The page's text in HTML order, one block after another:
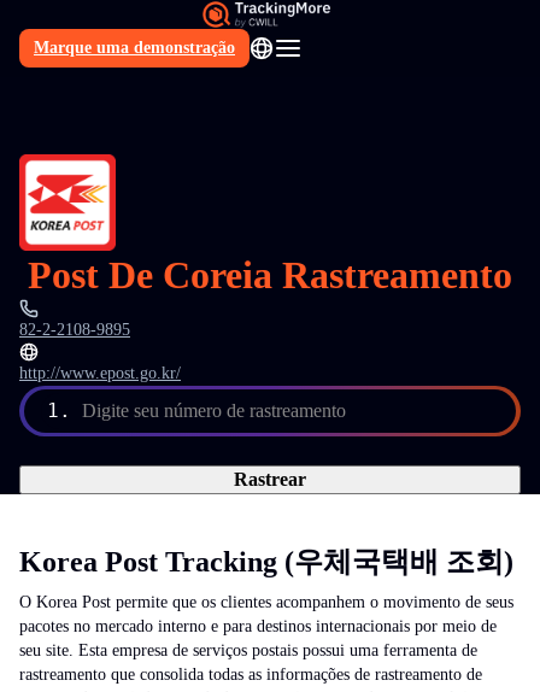
Marque uma demonstração
PT
Post De Coreia Rastreamento
82-2-2108-9895
http://www.epost.go.kr/
1. Digite seu número de rastreamento
Rastrear
Korea Post Tracking (우체국택배 조회)
O Korea Post permite que os clientes acompanhem o movimento de seus
pacotes no mercado interno e para destinos internacionais por meio de
seu site. Esta empresa de serviços postais possui uma ferramenta de
rastreamento que consolida todas as informações de rastreamento de